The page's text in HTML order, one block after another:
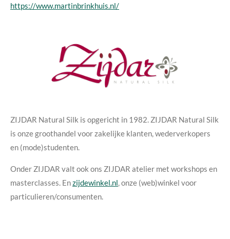
https://www.martinbrinkhuis.nl/
ZIJDAR Natural Silk is opgericht in 1982. ZIJDAR Natural Silk
is onze groothandel voor zakelijke klanten, wederverkopers
en (mode)studenten.
Onder ZIJDAR valt ook ons ZIJDAR atelier met workshops en
masterclasses. Enzijdewinkel.nl, onze (web)winkel voor
particulieren/consumenten.